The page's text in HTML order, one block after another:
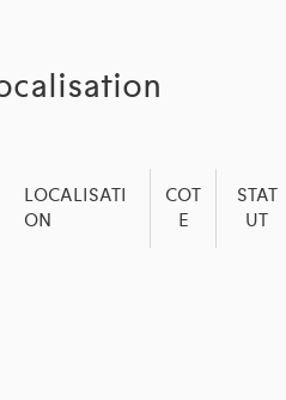
LOCALISATI
ON
COT
E
STAT
UT